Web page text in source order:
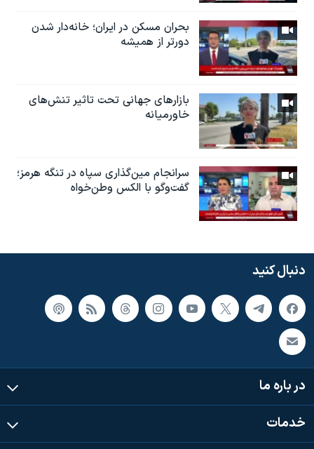
بحران مسکن در ایران؛ خانه‌دار شدن
دورتر از همیشه
بازارهای جهانی تحت تاثیر تنش‌های
خاورمیانه
سرانجام مین‌گذاری‌ سپاه در تنگه هرمز؛
گفت‌وگو با الکس وطن‌خواه
دنبال کنید
در باره ما
خدمات